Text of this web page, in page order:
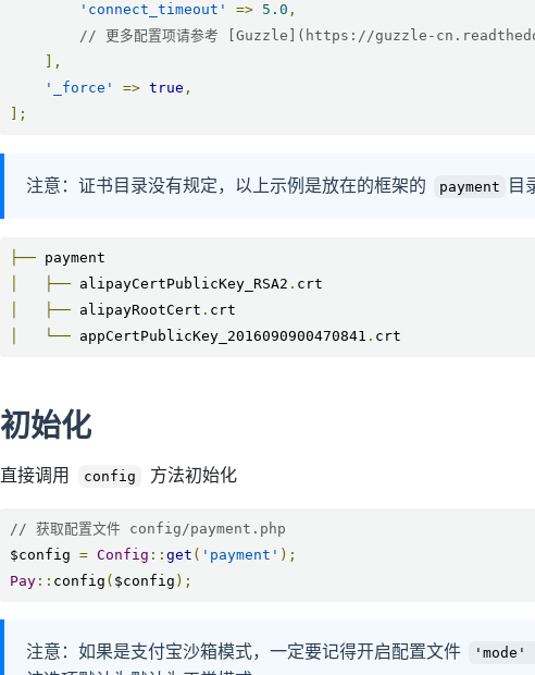
'connect_timeout'
=> 5.0 ,
// 更多配置项请参考 [Guzzle](https://guzzle-
],
'_force'
=> true ,
];
注意：证书目录没有规定，以上示例是放在的框架的 payment 目
├──
├── alipayCertPublicKey_RSA2 .
├── alipayRootCert .
└── appCertPublicKey_2016090900470841 . crt
初始化
直接调用 config 方法初始化
// 获取配置文件 config/payment.php
$config = Config ::get ( 'payment' );
Pay :: config ( $config );
注意：如果是支付宝沙箱模式，一定要记得开启配置文件 'mode'